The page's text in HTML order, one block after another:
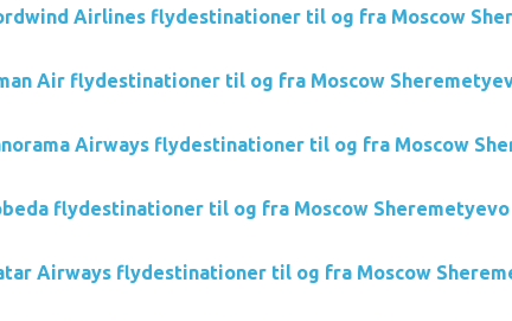
Airlines flydestinationer til og fra Moscow
Air flydestinationer til og fra Moscow
Airways flydestinationer til og fra Moscow
flydestinationer til og fra Moscow Sheremetyevo
Airways flydestinationer til og fra Moscow